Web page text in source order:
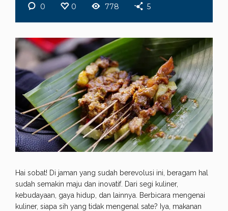
0 0 778 5
Hai sobat! Di jaman yang sudah berevolusi ini, beragam hal
sudah semakin maju dan inovatif. Dari segi kuliner,
kebudayaan, gaya hidup, dan lainnya. Berbicara mengenai
kuliner, siapa sih yang tidak mengenal sate? Iya, makanan